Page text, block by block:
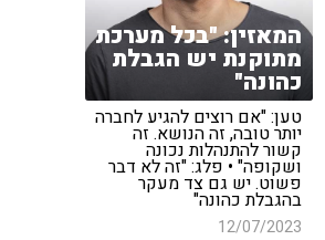
המאזין: "בכל מערכת
מתוקנת יש הגבלת
כהונה"
טען: "אם רוצים להגיע לחברה
יותר טובה, זה הנושא. זה
קשור להתנהלות נכונה
ושקופה" • פלג: "זה לא דבר
פשוט. יש גם צד מעקר
בהגבלת כהונה"
12/07/2023